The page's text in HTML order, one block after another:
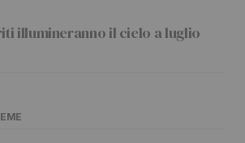
illumineranno il cielo a luglio